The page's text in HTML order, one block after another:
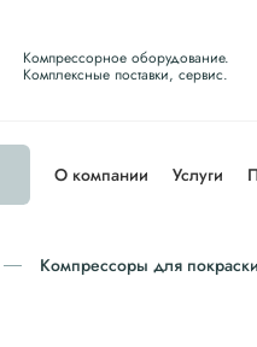
Компрессорное оборудование.
Комплексные поставки, сервис.
О компании Услуги
Компрессоры для